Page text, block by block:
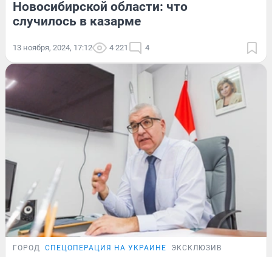
Новосибирской области: что
случилось в казарме
13 ноября, 2024, 17:12 4 221 4
ГОРОД СПЕЦОПЕРАЦИЯ НА УКРАИНЕ ЭКСКЛЮЗИВ